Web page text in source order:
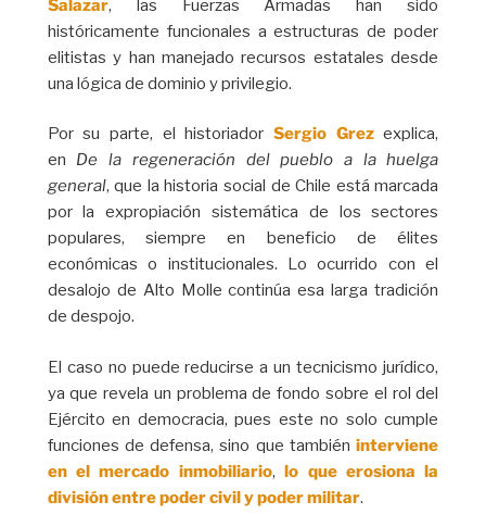
Salazar, las Fuerzas Armadas han sido
históricamente funcionales a estructuras de poder
elitistas y han manejado recursos estatales desde
una lógica de dominio y privilegio.
Por su parte, el historiadorSergio Grezexplica,
en De la regeneración del pueblo a la huelga
general, que la historia social de Chile está marcada
por la expropiación sistemática de los sectores
populares, siempre en beneficio de élites
económicas o institucionales. Lo ocurrido con el
desalojo de Alto Molle continúa esa larga tradición
de despojo.
El caso no puede reducirse a un tecnicismo jurídico,
ya que revela un problema de fondo sobre el rol del
Ejército en democracia, pues este no solo cumple
funciones de defensa, sino que tambiéninterviene
en el mercado inmobiliario, lo que erosiona la
división entre poder civil y poder militar.